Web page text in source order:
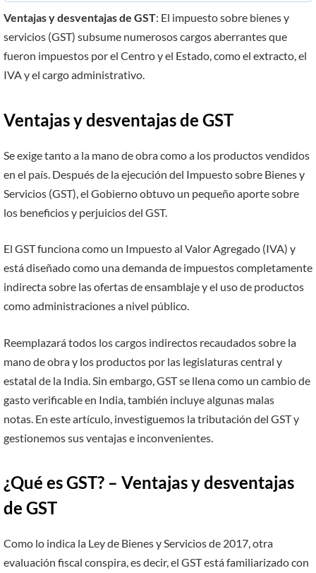
Ventajas y desventajas de GST: El impuesto sobre bienes y
servicios (GST) subsume numerosos cargos aberrantes que
fueron impuestos por el Centro y el Estado, como el extracto, el
IVA y el cargo administrativo.
Ventajas y desventajas de GST
Se exige tanto a la mano de obra como a los productos vendidos
en el país. Después de la ejecución del Impuesto sobre Bienes y
Servicios (GST), el Gobierno obtuvo un pequeño aporte sobre
los beneficios y perjuicios del GST.
El GST funciona como un Impuesto al Valor Agregado (IVA) y
está diseñado como una demanda de impuestos completamente
indirecta sobre las ofertas de ensamblaje y el uso de productos
como administraciones a nivel público.
Reemplazará todos los cargos indirectos recaudados sobre la
mano de obra y los productos por las legislaturas central y
estatal de la India. Sin embargo, GST se llena como un cambio de
gasto verificable en India, también incluye algunas malas
notas. En este artículo, investiguemos la tributación del GST y
gestionemos sus ventajas e inconvenientes.
¿Qué es GST? – Ventajas y desventajas
de GST
Como lo indica la Ley de Bienes y Servicios de 2017, otra
evaluación fiscal conspira, es decir, el GST está familiarizado con